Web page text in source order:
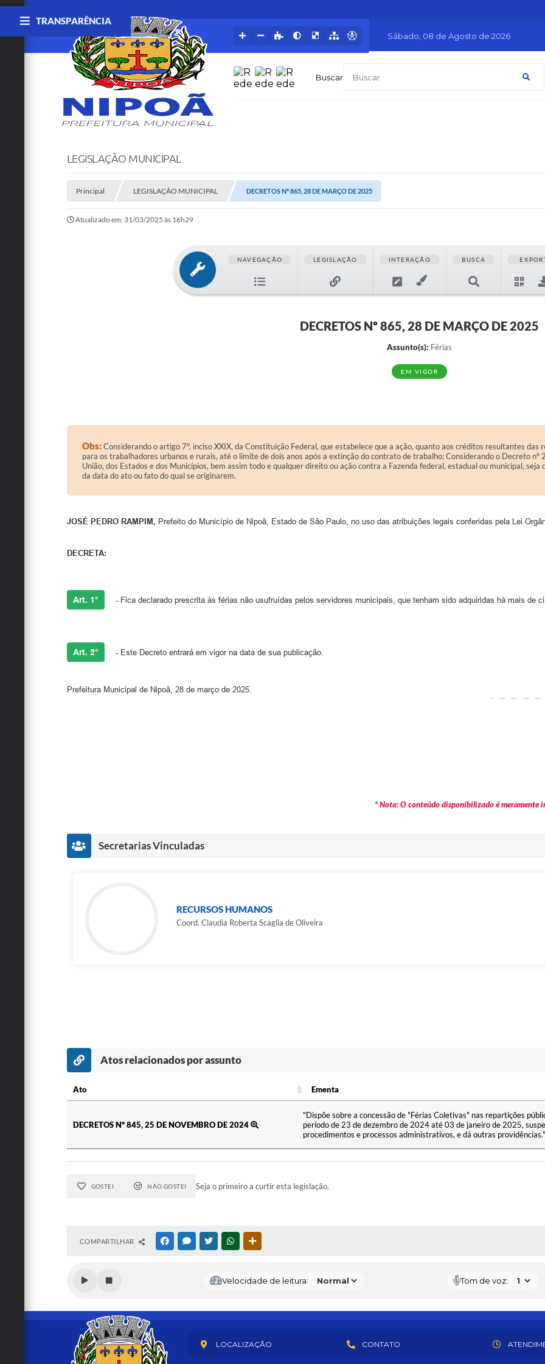
Buscar
Sábado 08 de Agosto de 2026
TRANSPARÊNCIA
LEGISLAÇÃO MUNICIPAL
Principal LEGISLAÇÃO MUNICIPAL DECRETOS Nº 865, 28 DE MARÇO DE 2025
Atualizado em: 31/03/2025 às 16h29
NAVEGAÇÃO LEGISLAÇÃO INTERAÇÃO BUSCA
DECRETOS Nº 865, 28 DE MARÇO DE 2025
Assunto(s): Férias
EM VIGOR
Obs:Considerando o artigo 7°, inciso XXIX, da Constituição Federal, que estabelece que a ação, quanto aos créditos resultantes das
para os trabalhadores urbanos e rurais, até o limite de dois anos após a extinção do contrato de trabalho; Considerando o Decreto
União, dos Estados e dos Municípios, bem assim todo e qualquer direito ou ação contra a Fazenda federal, estadual ou municipal,
da data do ato ou fato do qual se originarem.
JOSÉ PEDRO RAMPIM, Prefeito do Município de Nipoã, Estado de São Paulo, no uso das atribuições legais conferidas pela Lei
DECRETA:
Art. 1° -Fica declarado prescrita às férias não usufruídas pelos servidores municipais, que tenham sido adquiridas há mais de
Art. 2° - Este Decreto entrará em vigor na data de sua publicação.
Prefeitura Municipal de Nipoã, 28 de março de 2025.
* Nota: O conteúdo disponibilizado é
Secretarias Vinculadas
RECURSOS HUMANOS
Coord. Claudia Roberta Scaglia de Oliveira
Atos relacionados por assunto
Ato
Ementa
DECRETOS Nº 845, 25 DE NOVEMBRO DE 2024
"Dispõe sobre a concessão de "Férias Coletivas" nas repartições
período de 23 de dezembro de 2024 até 03 de janeiro de 2025,
procedimentos e processos administrativos, e dá outras
GOSTEI NÃO GOSTEI Seja o primeiro a curtir esta legislação.
COMPARTILHAR FACEBOOKMESSENGER
TWITTERWHATSAPP
Velocidade de leitura: Tom de voz:
LOCALIZAÇÃO CONTATO